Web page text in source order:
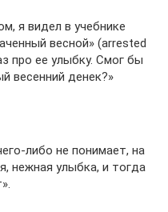
я видел в учебнике
весной» (arrested
про ее улыбку. Смог бы
весенний денек?»
либо не понимает, на
нежная улыбка, и тогда